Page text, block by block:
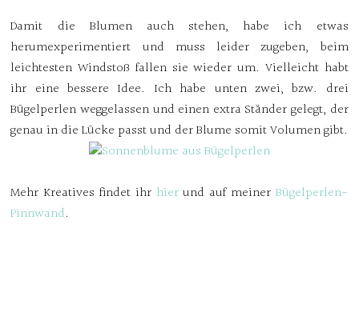
Damit die Blumen auch stehen, habe ich etwas
herumexperimentiert und muss leider zugeben, beim
leichtesten Windstoß fallen sie wieder um. Vielleicht habt
ihr eine bessere Idee. Ich habe unten zwei, bzw. drei
Bügelperlen weggelassen und einen extra Ständer gelegt, der
genau in die Lücke passt und der Blume somit Volumen gibt.
Mehr Kreatives findet ihr hierund auf meiner Bügelperlen-
Pinnwand.